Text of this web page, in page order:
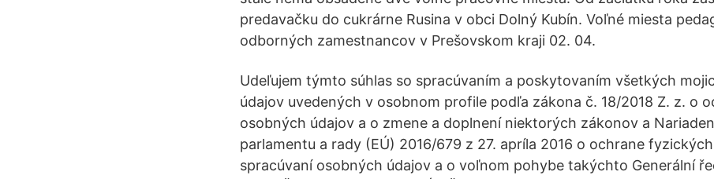
predavačku do cukrárne Rusina v obci Dolný Kubín. Voľné miesta
odborných zamestnancov v Prešovskom kraji 02. 04.
Udeľujem týmto súhlas so spracúvaním a poskytovaním všetkých
údajov uvedených v osobnom profile podľa zákona č. 18/2018 Z. z. o
osobných údajov a o zmene a doplnení niektorých zákonov a
parlamentu a rady (EÚ) 2016/679 z 27. apríla 2016 o ochrane
spracúvaní osobných údajov a o voľnom pohybe takýchto Generální